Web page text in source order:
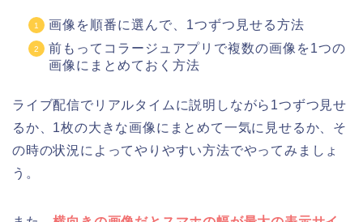
画像を順番に選んで、1つずつ見せる方法
前もってコラージュアプリで複数の画像を1つの
画像にまとめておく方法
ライブ配信でリアルタイムに説明しながら1つずつ見せ
るか、1枚の大きな画像にまとめて一気に見せるか、そ
の時の状況によってやりやすい方法でやってみましょ
う。